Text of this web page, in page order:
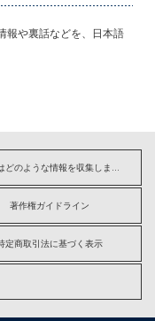
報や裏話などを、日本語
著作権ガイドライン
定商取引法に基づく表示